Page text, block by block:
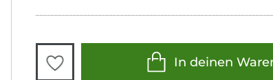
In deinen